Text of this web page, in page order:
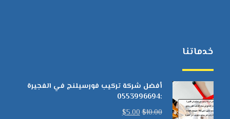
خدماتنا
أفضل شركة تركيب فورسيلنج في الفجيرة
:0553996694
$10.00
$5.00